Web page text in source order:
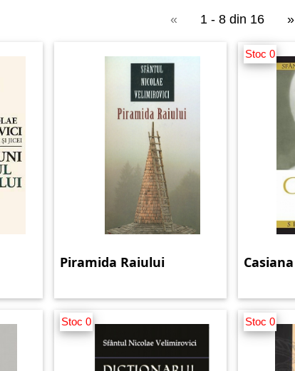
« 1 - 8 din 16 »
Piramida Raiului
Stoc 0
Casiana
Stoc 0 Stoc 0